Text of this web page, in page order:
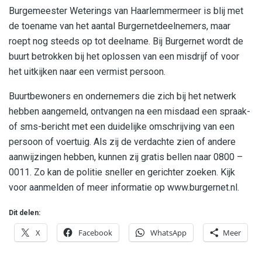
Burgemeester Weterings van Haarlemmermeer is blij met
de toename van het aantal Burgernetdeelnemers, maar
roept nog steeds op tot deelname. Bij Burgernet wordt de
buurt betrokken bij het oplossen van een misdrijf of voor
het uitkijken naar een vermist persoon.
Buurtbewoners en ondernemers die zich bij het netwerk
hebben aangemeld, ontvangen na een misdaad een spraak-
of sms-bericht met een duidelijke omschrijving van een
persoon of voertuig. Als zij de verdachte zien of andere
aanwijzingen hebben, kunnen zij gratis bellen naar 0800 –
0011. Zo kan de politie sneller en gerichter zoeken. Kijk
voor aanmelden of meer informatie op www.burgernet.nl.
Dit delen:
X Facebook WhatsApp Meer